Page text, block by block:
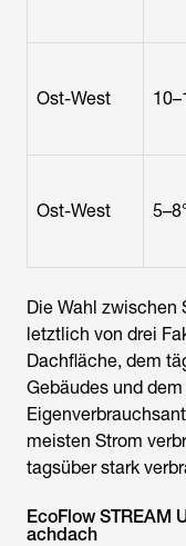
Ost-West
Ost-West
Die Wahl zwischen
letztlich von drei
Dachfläche, dem
Gebäudes und
meisten Strom
tagsüber stark
EcoFlow STREAM
achdach